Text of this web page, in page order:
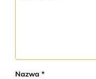
Nazwa *